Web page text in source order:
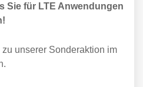
Sie für LTE Anwendungen
unserer Sonderaktion im